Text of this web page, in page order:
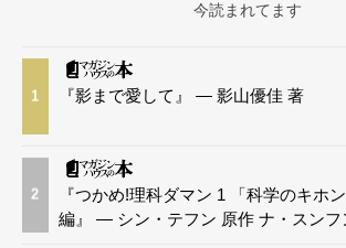
今読まれてます
1 『影まで愛して』 — 影山優佳 著
2
『つかめ!理科ダマン 1 「科学のキホ
編』 — シン・テフン 原作 ナ・スンフ